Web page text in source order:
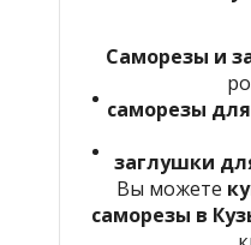
Саморезы и
саморезы
заглушки
Вы можете
саморезы в